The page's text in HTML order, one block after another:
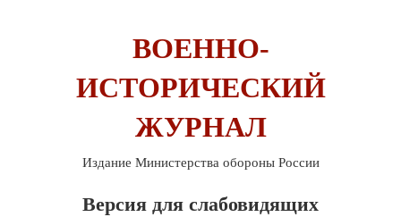
ВОЕННО-
ИСТОРИЧЕСКИЙ
ЖУРНАЛ
Издание Министерства обороны России
Версия для слабовидящих